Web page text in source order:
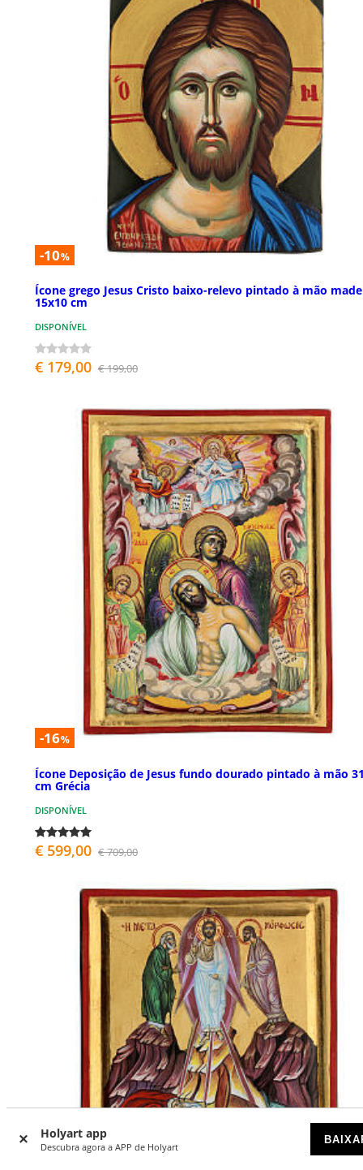
Holyart app
Descubra agora a APP de Holyart
-10%
Ícone grego Jesus Cristo baixo-relevo pintado à mão
15x10 cm
DISPONÍVEL
€ 179,00 € 199,00
-16%
Ícone Deposição de Jesus fundo dourado pintado à mão
cm Grécia
DISPONÍVEL
€ 599,00 € 709,00